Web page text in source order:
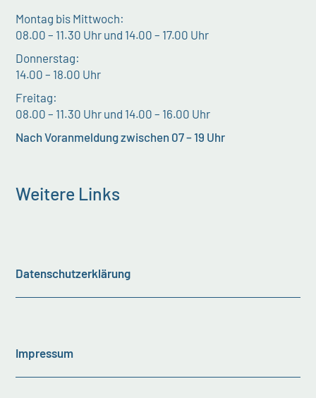
Montag bis Mittwoch:
08.00 – 11.30 Uhr und 14.00 – 17.00 Uhr
Donnerstag:
14.00 – 18.00 Uhr
Freitag:
08.00 – 11.30 Uhr und 14.00 – 16.00 Uhr
Nach Voranmeldung zwischen 07 – 19 Uhr
Weitere Links
Datenschutzerklärung
Impressum